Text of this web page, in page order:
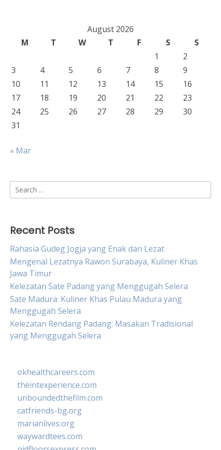
August 2026
M
T W T F S
S
1
2
3
4 5 6 7 8
9
10
11 12 13 14 15
16
17
18 19 20 21 22
23
24
25 26 27 28 29
30
31
« Mar
Search
for:
Recent Posts
Rahasia Gudeg Jogja yang Enak dan Lezat
Mengenal Lezatnya Rawon Surabaya, Kuliner Khas
Jawa Timur
Kelezatan Sate Padang yang Menggugah Selera
Sate Madura: Kuliner Khas Pulau Madura yang
Menggugah Selera
Kelezatan Rendang Padang: Masakan Tradisional
yang Menggugah Selera
okhealthcareers.com
theintexperience.com
unboundedthefilm.com
catfriends-bg.org
marianlives.org
waywardtees.com